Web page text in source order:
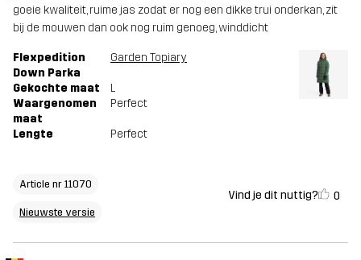
goeie kwaliteit, ruime jas zodat er nog een dikke trui onderkan, zit
bij de mouwen dan ook nog ruim genoeg, winddicht
Flexpedition
Down Parka
Garden Topiary
Gekochte maat
L
Waargenomen
maat
Perfect
Lengte Perfect
Article nr 11070
Nieuwste versie
Vind je dit nuttig? 0